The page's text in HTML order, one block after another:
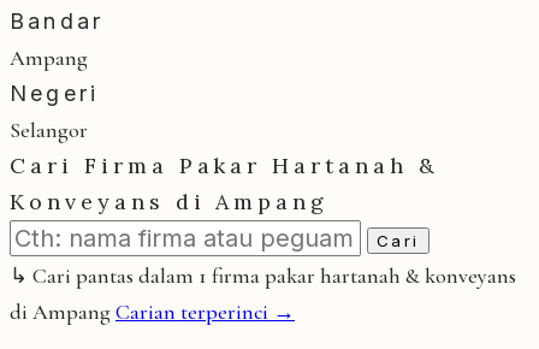
Bandar
Ampang
Negeri
Selangor
Cari Firma Pakar Hartanah &
Konveyans di Ampang
Cari
↳ Cari pantas dalam 1 firma pakar hartanah & konveyans
di AmpangCarian terperinci →